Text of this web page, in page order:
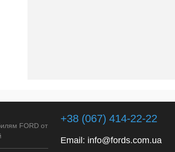
FORD от
+38 (067) 414-22-22
Email: info@fords.com.ua